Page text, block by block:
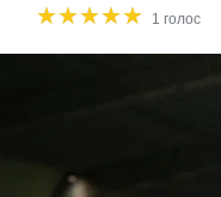
★★★★★
★★★★★ 1 голос